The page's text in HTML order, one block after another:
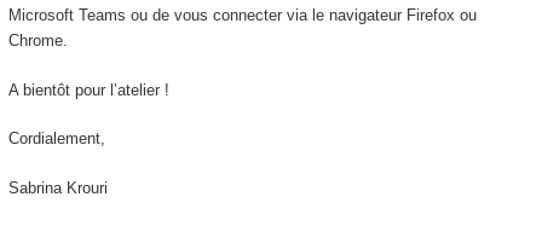
Microsoft Teams ou de vous connecter via le navigateur Firefox ou
Chrome.
A bientôt pour l’atelier !
Cordialement,
Sabrina Krouri